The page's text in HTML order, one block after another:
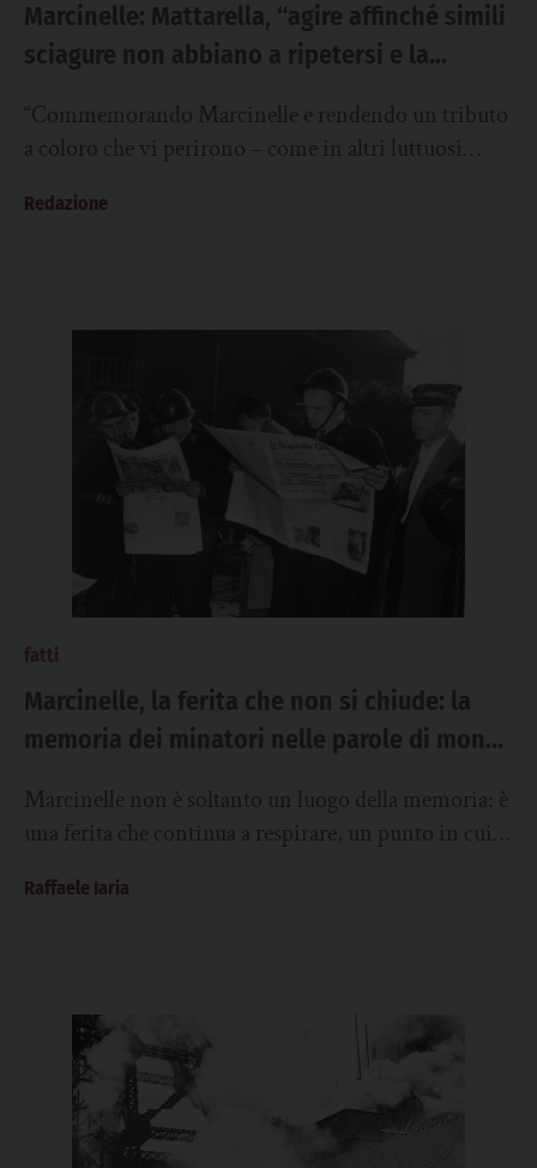
Marcinelle: Mattarella, “agire affinché simili
sciagure non abbiano a ripetersi e la
criteri di rispetto della dignità delle
“Commemorando Marcinelle e rendendo un tributo
a coloro che vi perirono – come in altri luttuosi
Redazione
fatti
Marcinelle, la ferita che non si chiude: la
memoria dei minatori nelle parole di mons.
Marcinelle non è soltanto un luogo della memoria: è
una ferita che continua a respirare, un punto in cui la
Raffaele Iaria